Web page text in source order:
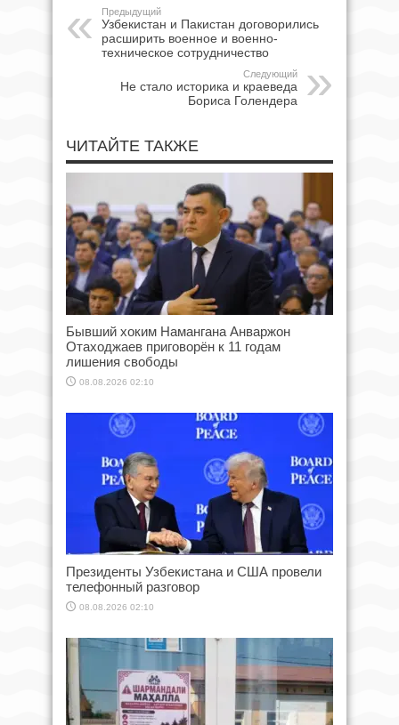
Предыдущий
Узбекистан и Пакистан договорились
расширить военное и военно-
техническое сотрудничество
Следующий
Не стало историка и краеведа
Бориса Голендера
ЧИТАЙТЕ ТАКЖЕ
Бывший хоким Намангана Анваржон
Отаходжаев приговорён к 11 годам
лишения свободы
08.08.2026 02:10
Президенты Узбекистана и США провели
телефонный разговор
08.08.2026 02:10